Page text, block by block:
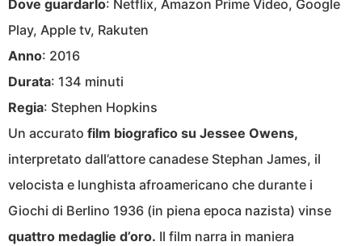
Dove guardarlo: Netflix, Amazon Prime Video, Google
Play, Apple tv, Rakuten
Anno: 2016
Durata: 134 minuti
Regia: Stephen Hopkins
Un accurato film biografico su Jessee Owens,
interpretato dall’attore canadese Stephan James, il
velocista e lunghista afroamericano che durante i
Giochi di Berlino 1936 (in piena epoca nazista) vinse
quattro medaglie d’oro. Il film narra in maniera